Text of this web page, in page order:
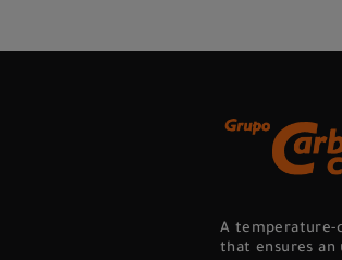
A temperature-
that ensures an